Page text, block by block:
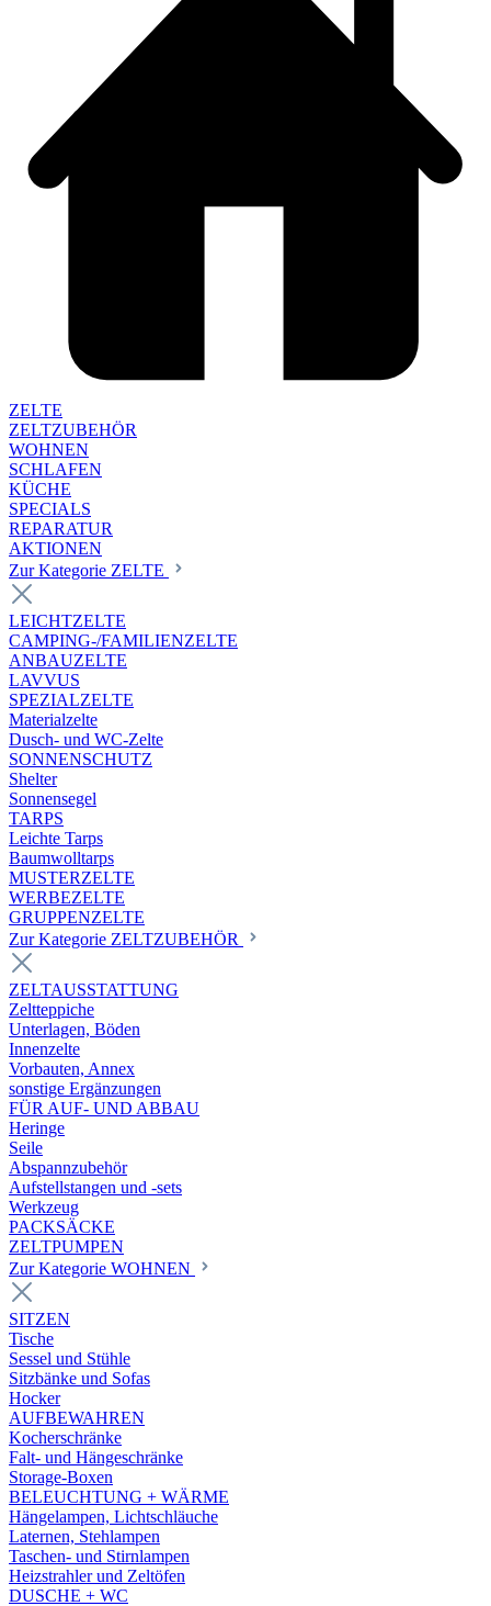
ZELTE
ZELTZUBEHÖR
WOHNEN
SCHLAFEN
KÜCHE
SPECIALS
REPARATUR
AKTIONEN
Zur Kategorie ZELTE
LEICHTZELTE
CAMPING-/FAMILIENZELTE
ANBAUZELTE
LAVVUS
SPEZIALZELTE
Materialzelte
Dusch- und WC-Zelte
SONNENSCHUTZ
Shelter
Sonnensegel
TARPS
Leichte Tarps
Baumwolltarps
MUSTERZELTE
WERBEZELTE
GRUPPENZELTE
Zur Kategorie ZELTZUBEHÖR
ZELTAUSSTATTUNG
Zeltteppiche
Unterlagen, Böden
Innenzelte
Vorbauten, Annex
sonstige Ergänzungen
FÜR AUF- UND ABBAU
Heringe
Seile
Abspannzubehör
Aufstellstangen und -sets
Werkzeug
PACKSÄCKE
ZELTPUMPEN
Zur Kategorie WOHNEN
SITZEN
Tische
Sessel und Stühle
Sitzbänke und Sofas
Hocker
AUFBEWAHREN
Kocherschränke
Falt- und Hängeschränke
Storage-Boxen
BELEUCHTUNG + WÄRME
Hängelampen, Lichtschläuche
Laternen, Stehlampen
Taschen- und Stirnlampen
Heizstrahler und Zeltöfen
DUSCHE + WC